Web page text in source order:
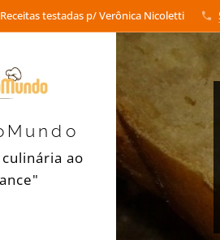
Receitas testadas p/ Verônica Nicoletti
ao